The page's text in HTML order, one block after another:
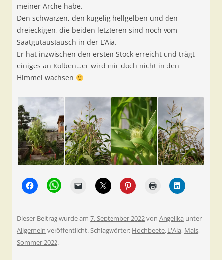
meiner Arche habe.
Den schwarzen, den kugelig hellgelben und den
dreieckigen, die beiden letzteren sind noch vom
Saatgutaustausch in der L’Aia.
Er hat inzwischen den ersten Stock erreicht und trägt
einiges an Kolben…er wird mir doch nicht in den
Himmel wachsen
Dieser Beitrag wurde am 7. September 2022von Angelika unter
Allgemein veröffentlicht. Schlagwörter: Hochbeete, L'Aia, Mais,
Sommer 2022.